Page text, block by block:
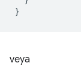
}
veya